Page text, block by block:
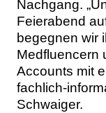
Nachgang.
Feierabend
begegnen wir
Medfluencern
Accounts mit
fachlich-
Schwaiger.